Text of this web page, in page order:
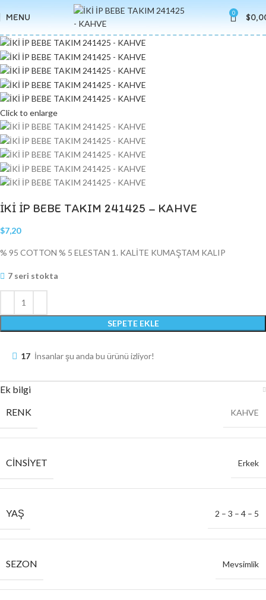
MENU 0 $
Click to enlarge
İKİ İP BEBE TAKIM 241425 – KAHVE
$7,20
% 95 COTTON % 5 ELESTAN 1. KALİTE KUMAŞTAM KALIP
7 seri stokta
SEPETE EKLE
17 İnsanlar şu anda bu ürünü izliyor!
Ek bilgi
RENK
KAHVE
CINSIYET Erkek
YAŞ 2 – 3 – 4 – 5
SEZON Mevsimlik